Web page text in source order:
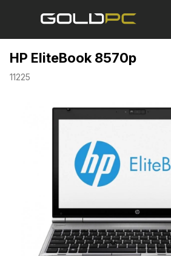
HP EliteBook 8570p
11225